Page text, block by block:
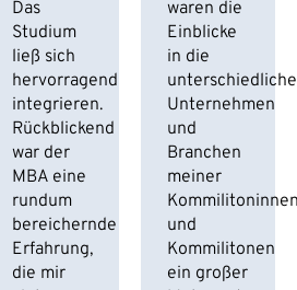
Das
Studium
ließ sich
hervorragend
integrieren.
Rückblickend
war der
MBA eine
rundum
bereichernde
Erfahrung,
die mir
waren die
Einblicke
in die
Unternehmen
und
Branchen
meiner
und
Kommilitonen
ein großer